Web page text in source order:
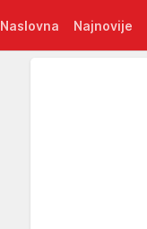
Naslovna Najnovije